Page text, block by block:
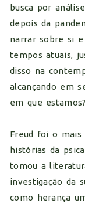
busca por
depois da
narrar sobre si
tempos atuais,
disso na
alcançando em
em que estamos?
Freud foi o mais
histórias da
tomou a
investigação da
como herança